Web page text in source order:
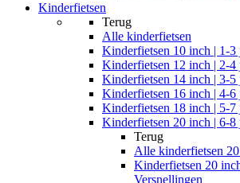
Kinderfietsen
Terug
Alle kinderfietsen
Kinderfietsen 10 inch | 1-3
Kinderfietsen 12 inch | 2-4
Kinderfietsen 14 inch | 3-5
Kinderfietsen 16 inch | 4-6
Kinderfietsen 18 inch | 5-7
Kinderfietsen 20 inch | 6-8
Terug
Alle kinderfietsen
Kinderfietsen 20
Versnellingen